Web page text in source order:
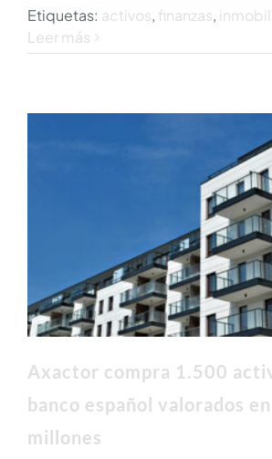
Etiquetas: activos, finanzas,
Leer más
Axactor compra 1.500
banco español valorados
millones